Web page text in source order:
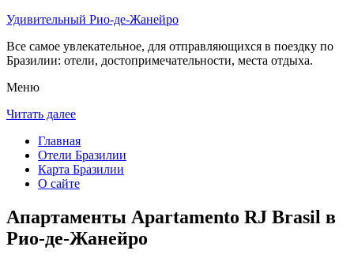
Удивительный Рио-де-Жанейро
Все самое увлекательное, для отправляющихся в поездку по
Бразилии: отели, достопримечательности, места отдыха.
Меню
Читать далее
Главная
Отели Бразилии
Карта Бразилии
О сайте
Апартаменты Apartamento RJ Brasil в
Рио-де-Жанейро